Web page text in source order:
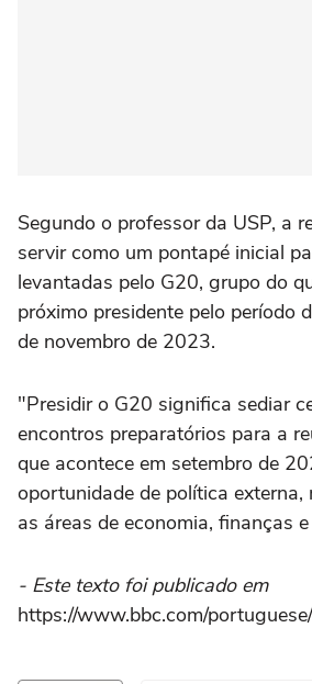
Segundo o professor da USP, a
servir como um pontapé inicial
levantadas pelo G20, grupo do
próximo presidente pelo período
de novembro de 2023.
"Presidir o G20 significa sediar
encontros preparatórios para a
que acontece em setembro de
oportunidade de política externa,
as áreas de economia, finanças
- Este texto foi publicado em
https://www.bbc.com/